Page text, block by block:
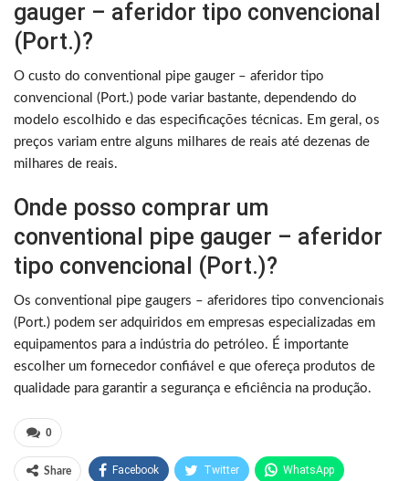
gauger – aferidor tipo convencional
(Port.)?
O custo do conventional pipe gauger – aferidor tipo
convencional (Port.) pode variar bastante, dependendo do
modelo escolhido e das especificações técnicas. Em geral, os
preços variam entre alguns milhares de reais até dezenas de
milhares de reais.
Onde posso comprar um
conventional pipe gauger – aferidor
tipo convencional (Port.)?
Os conventional pipe gaugers – aferidores tipo convencionais
(Port.) podem ser adquiridos em empresas especializadas em
equipamentos para a indústria do petróleo. É importante
escolher um fornecedor confiável e que ofereça produtos de
qualidade para garantir a segurança e eficiência na produção.
0
Share Facebook Twitter WhatsApp